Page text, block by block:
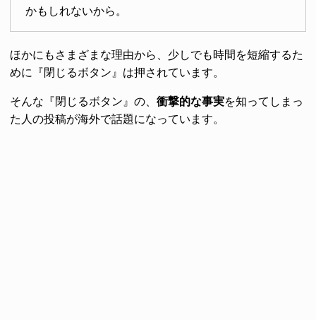
かもしれないから。
ほかにもさまざまな理由から、少しでも時間を短縮するた
めに『閉じるボタン』は押されています。
そんな『閉じるボタン』の、 衝撃的な事実を知ってしまっ
た人の投稿が海外で話題になっています。